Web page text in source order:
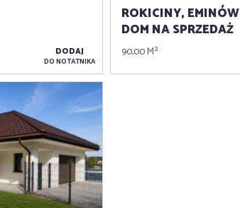
DODAJ
DO NOTATNIKA
ROKICINY, EMINÓW
DOM NA SPRZEDAŻ
90,00 M²